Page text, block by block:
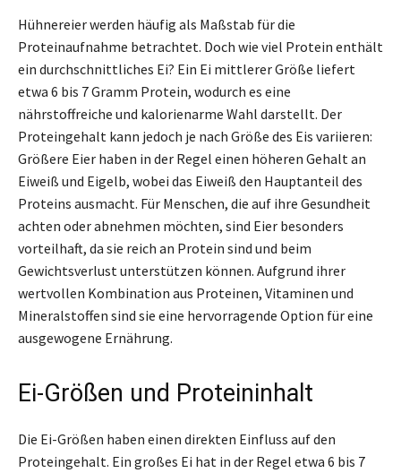
Hühnereier werden häufig als Maßstab für die
Proteinaufnahme betrachtet. Doch wie viel Protein enthält
ein durchschnittliches Ei? Ein Ei mittlerer Größe liefert
etwa 6 bis 7 Gramm Protein, wodurch es eine
nährstoffreiche und kalorienarme Wahl darstellt. Der
Proteingehalt kann jedoch je nach Größe des Eis variieren:
Größere Eier haben in der Regel einen höheren Gehalt an
Eiweiß und Eigelb, wobei das Eiweiß den Hauptanteil des
Proteins ausmacht. Für Menschen, die auf ihre Gesundheit
achten oder abnehmen möchten, sind Eier besonders
vorteilhaft, da sie reich an Protein sind und beim
Gewichtsverlust unterstützen können. Aufgrund ihrer
wertvollen Kombination aus Proteinen, Vitaminen und
Mineralstoffen sind sie eine hervorragende Option für eine
ausgewogene Ernährung.
Ei-Größen und Proteininhalt
Die Ei-Größen haben einen direkten Einfluss auf den
Proteingehalt. Ein großes Ei hat in der Regel etwa 6 bis 7